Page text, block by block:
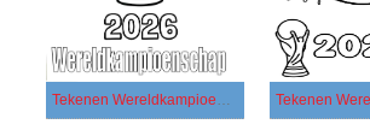
Tekenen Wereldkampioenschap 2026 gratis